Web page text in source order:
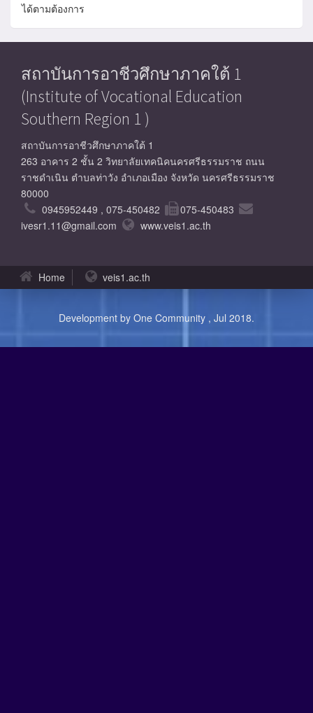
ได้ตามต้องการ
สถาบันการอาชีวศึกษาภาคใต้ 1
(Institute of Vocational Education
Southern Region 1 )
สถาบันการอาชีวศึกษาภาคใต้ 1
263 อาคาร 2 ชั้น 2 วิทยาลัยเทคนิคนครศรีธรรมราช ถนน
ราชดำเนิน ตำบลท่าวัง อำเภอเมือง จังหวัด นครศรีธรรมราช
80000
0945952449 , 075-450482
075-450483
ivesr1.11@gmail.com
www.veis1.ac.th
Home veis1.ac.th
Development by One Community , Jul 2018.